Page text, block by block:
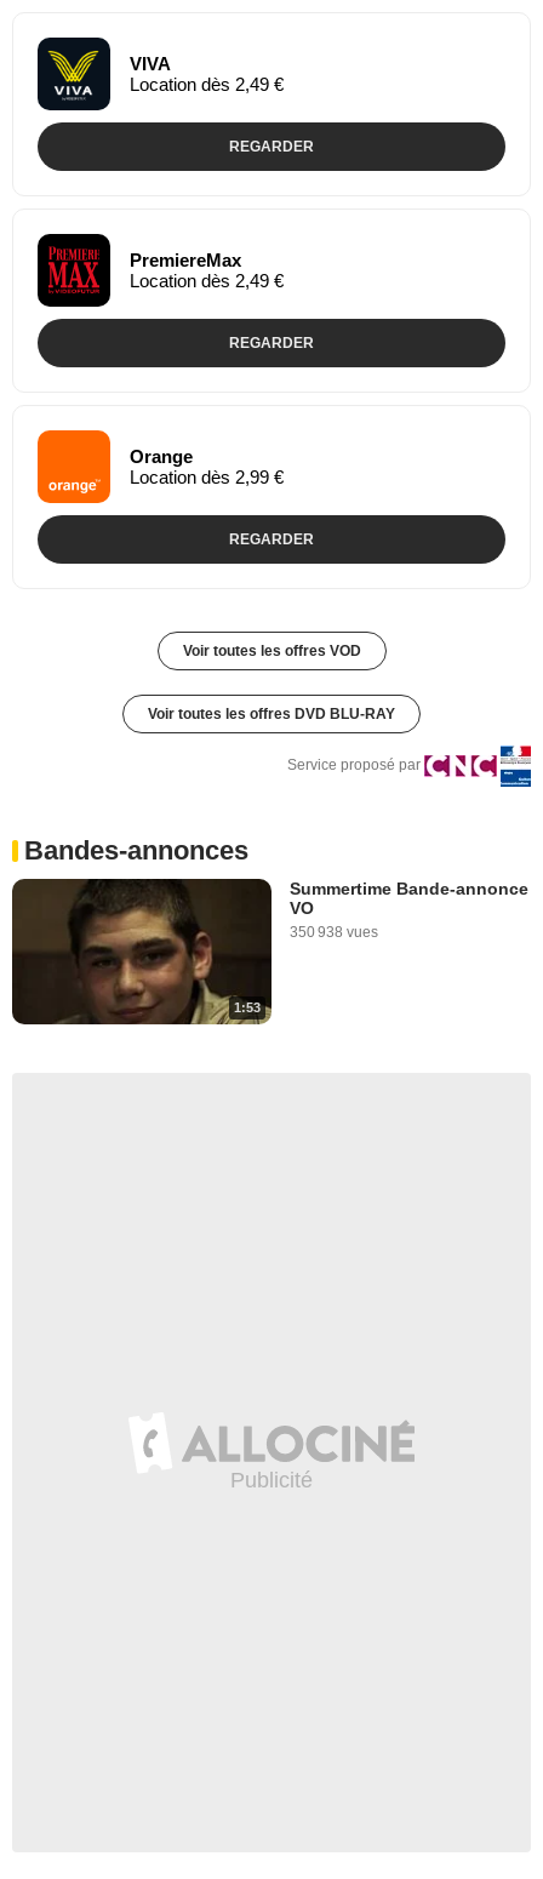
VIVA
Location dès 2,49 €
REGARDER
PremiereMax
Location dès 2,49 €
REGARDER
Orange
Location dès 2,99 €
REGARDER
Voir toutes les offres VOD
Voir toutes les offres DVD BLU-RAY
Service proposé par
Bandes-annonces
1:53
Summertime Bande-annonce
VO
350 938 vues